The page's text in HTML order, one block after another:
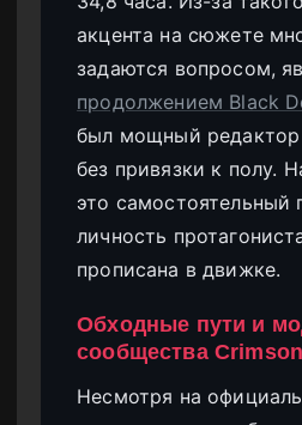
акцента на сюжете
задаются вопросом,
продолжением Black
был мощный
без привязки к полу.
это самостоятельный
личность
прописана в движке.
Обходные пути и
сообщества
Несмотря на